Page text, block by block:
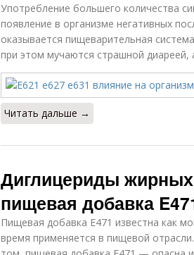
Употребление большего количества
появление в организме негативных
оказывается пищеварительная
при этом мучаются страшной
Читать дальше →
Диглицериды
пищевая добавка
Пищевая добавка E471 известна как
время применяется в пищевой